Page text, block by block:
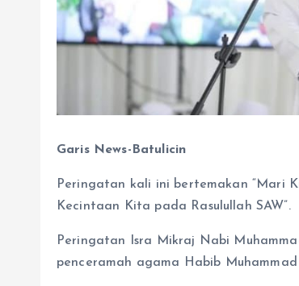
Garis News-Batulicin
Peringatan kali ini bertemakan “Mari
Kecintaan Kita pada Rasulullah SAW”.
Peringatan Isra Mikraj Nabi
penceramah agama Habib